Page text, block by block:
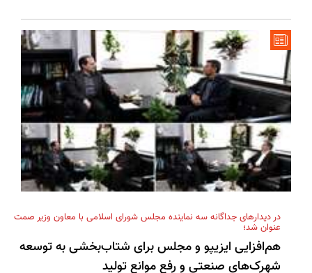
در دیدارهای جداگانه سه نماینده مجلس شورای اسلامی با معاون وزیر صمت
عنوان شد؛
هم‌افزایی ایزیپو و مجلس برای شتاب‌بخشی به توسعه
شهرک‌های صنعتی و رفع موانع تولید